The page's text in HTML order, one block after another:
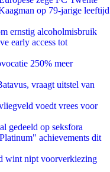
op 79-jarige leeftijd
ernstig alcoholmisbruik
early access tot
250% meer
vraagt uitstel van
voedt vrees voor
gedeeld op seksfora
achievements dit
wint nipt voorverkiezing